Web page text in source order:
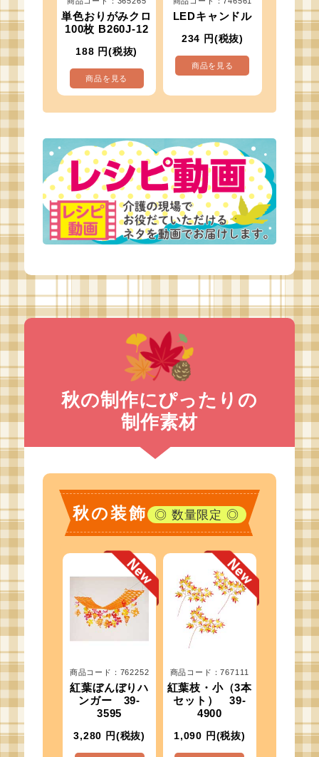
単色おりがみクロ
100枚 B260J-12
188 円(税抜)
商品を見る
LEDキャンドル
234 円(税抜)
商品を見る
秋の制作にぴったりの
制作素材
秋の装飾 ◎ 数量限定 ◎
商品コード：762252
紅葉ぼんぼりハ
ンガー 39-
3595
3,280 円(税抜)
商品コード：767111
紅葉枝・小（3本
セット） 39-
4900
1,090 円(税抜)